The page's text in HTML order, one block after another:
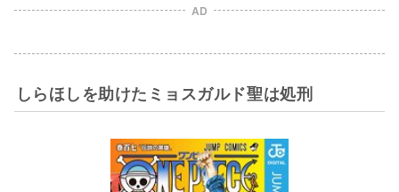
AD
しらほしを助けたミョスガルド聖は処刑